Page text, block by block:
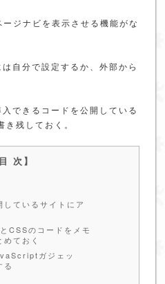
ジナビを表示させる機能がな
自分で設定するか、外部から
できるコードを公開している
残しておく。
しているサイトにア
CSSのコードをメモ
ておく
ガジェッ
る